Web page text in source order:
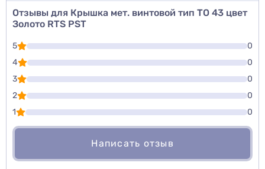
Отзывы для Крышка мет. винтовой тип ТО 43 цвет
Золото RTS PST
5
0
4
0
3
0
2
0
1
0
Написать отзыв